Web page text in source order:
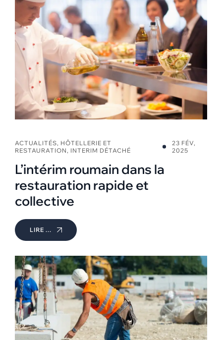
ACTUALITÉS, HÔTELLERIE ET
RESTAURATION , INTERIM DÉTACHÉ
23 FÉV,
2025
L’intérim roumain dans la
restauration rapide et
collective
LIRE ...